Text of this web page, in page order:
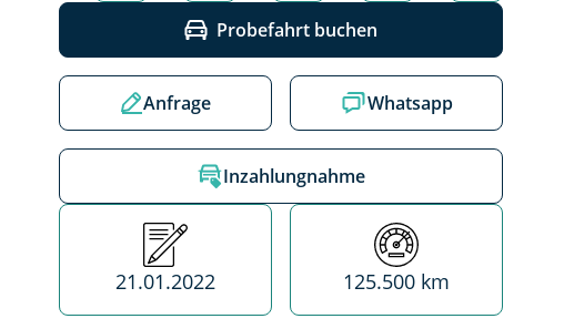
Probefahrt buchen
Anfrage Whatsapp
Inzahlungnahme
Erstzulassung
21.01.2022
Kilometerstand
125.500 km